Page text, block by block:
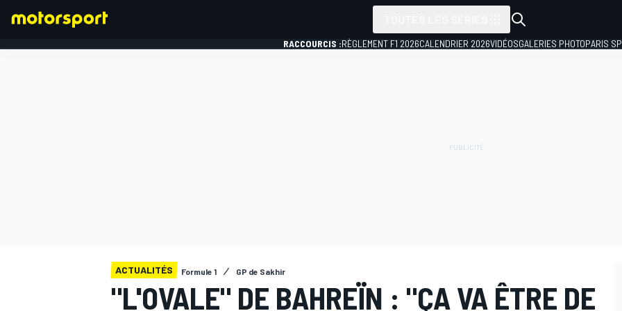
RACCOURCIS :RÈGLEMENT F1 2026CALENDRIER 2026VIDÉOSGALERIES PHOTOPARIS
ACTUALITÉS Formule 1 GP de Sakhir
"L'OVALE" DE BAHREÏN : "ÇA VA ÊTRE DE